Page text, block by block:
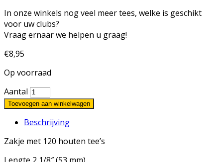
In onze winkels nog veel meer tees, welke is geschikt
voor uw clubs?
Vraag ernaar we helpen u graag!
€8,95
Op voorraad
Aantal
Toevoegen aan winkelwagen
Beschrijving
Zakje met 120 houten tee’s